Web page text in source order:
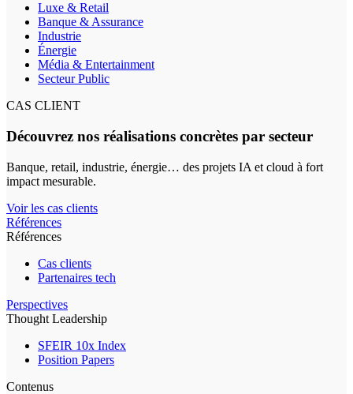
Luxe & Retail
Banque & Assurance
Industrie
Énergie
Média & Entertainment
Secteur Public
CAS CLIENT
Découvrez nos réalisations concrètes par secteur
Banque, retail, industrie, énergie… des projets IA et cloud à fort
impact mesurable.
Voir les cas clients
Références
Références
Cas clients
Partenaires tech
Perspectives
Thought Leadership
SFEIR 10x Index
Position Papers
Contenus